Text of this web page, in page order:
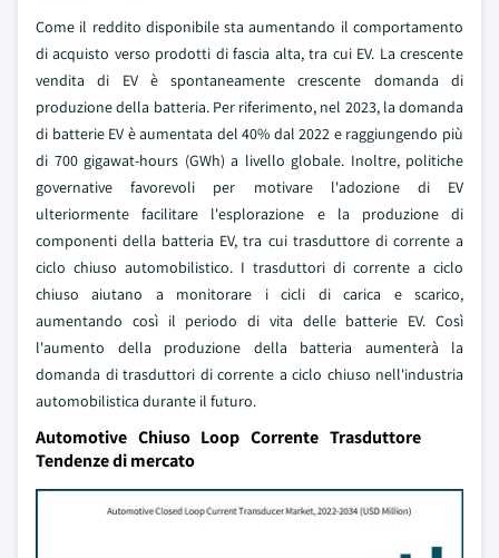
Come il reddito disponibile sta aumentando il comportamento
di acquisto verso prodotti di fascia alta, tra cui EV. La crescente
vendita di EV è spontaneamente crescente domanda di
produzione della batteria. Per riferimento, nel 2023, la domanda
di batterie EV è aumentata del 40% dal 2022 e raggiungendo più
di 700 gigawat-hours (GWh) a livello globale. Inoltre, politiche
governative favorevoli per motivare l'adozione di EV
ulteriormente facilitare l'esplorazione e la produzione di
componenti della batteria EV, tra cui trasduttore di corrente a
ciclo chiuso automobilistico. I trasduttori di corrente a ciclo
chiuso aiutano a monitorare i cicli di carica e scarico,
aumentando così il periodo di vita delle batterie EV. Così
l'aumento della produzione della batteria aumenterà la
domanda di trasduttori di corrente a ciclo chiuso nell'industria
automobilistica durante il futuro.
Automotive Chiuso Loop Corrente Trasduttore
Tendenze di mercato